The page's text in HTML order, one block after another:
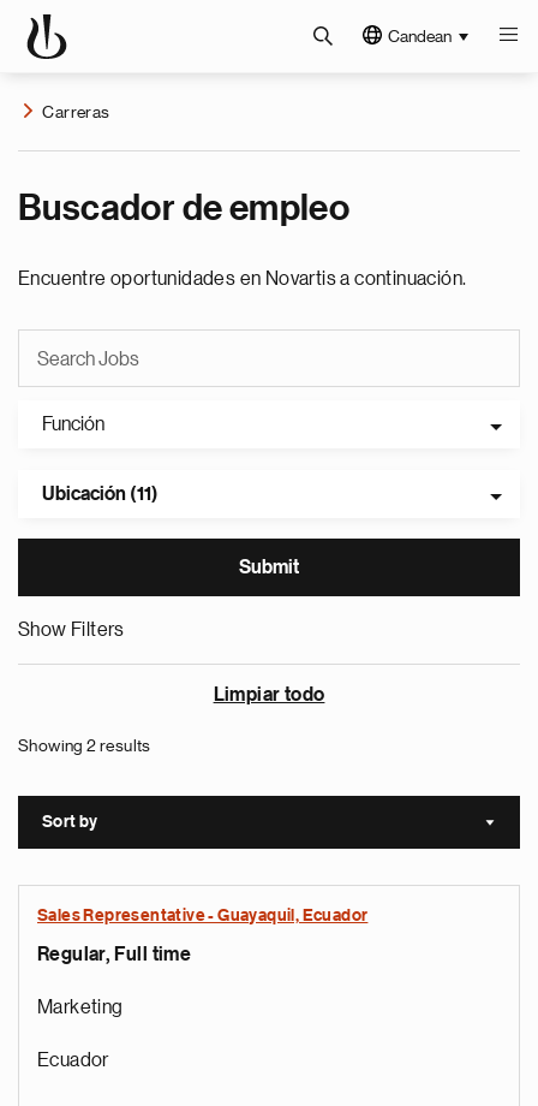
Candean
Carreras
Buscador de empleo
Encuentre oportunidades en Novartis a continuación.
Función
Ubicación (11)
Show Filters
Limpiar todo
Showing 2 results
Sort by Sort
Sales Representative - Guayaquil, Ecuador
Regular, Full time
Marketing
Ecuador